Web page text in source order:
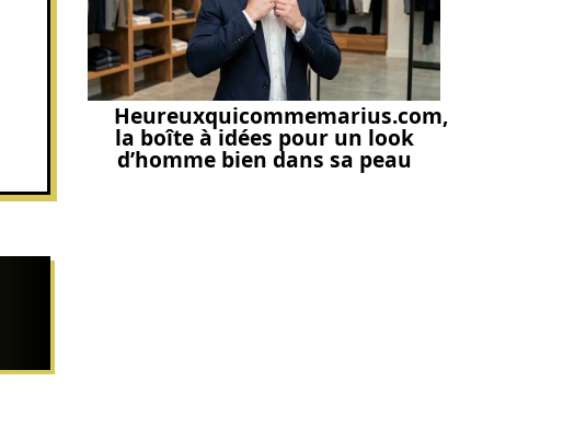
Heureuxquicommemarius.com,
la boîte à idées pour un look
d’homme bien dans sa peau